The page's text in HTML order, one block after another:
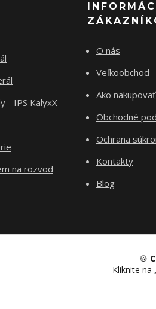
- IPS KalyxX
na rozvod
O nás
Veľkoobchod
Ako nakupovať
Obchodné
Ochrana
Kontakty
Blog
🍪
Kliknite na